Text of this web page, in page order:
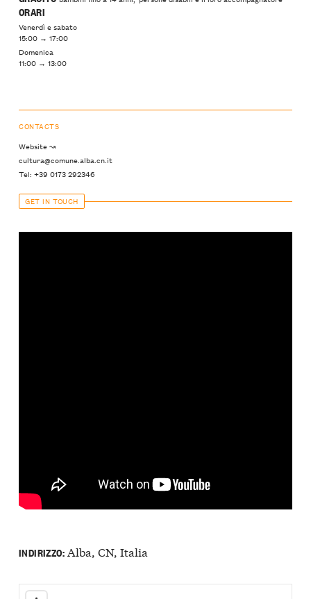
ORARI
Venerdì e sabato
15:00 → 17:00
Domenica
11:00 → 13:00
CONTACTS
Website ↝
cultura@comune.alba.cn.it
Tel: +39 0173 292346
GET IN TOUCH
INDIRIZZO:Alba, CN, Italia